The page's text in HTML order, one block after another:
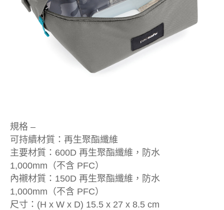
規格 –
可持續材質：再生聚酯纖維
主要材質：600D 再生聚酯纖維，防水
1,000mm（不含 PFC）
內襯材質：150D 再生聚酯纖維，防水
1,000mm（不含 PFC）
尺寸：(H x W x D) 15.5 x 27 x 8.5 cm